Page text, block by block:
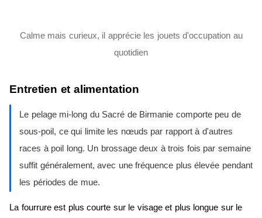
Calme mais curieux, il apprécie les jouets d'occupation au
quotidien
Entretien et alimentation
Le pelage mi-long du Sacré de Birmanie comporte peu de
sous-poil, ce qui limite les nœuds par rapport à d'autres
races à poil long. Un brossage deux à trois fois par semaine
suffit généralement, avec une fréquence plus élevée pendant
les périodes de mue.
La fourrure est plus courte sur le visage et plus longue sur le